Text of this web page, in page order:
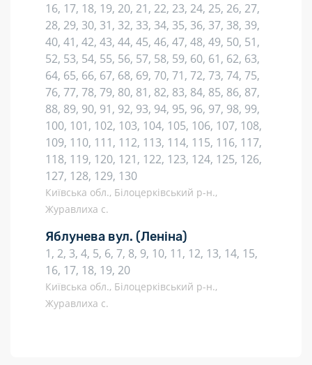
16, 17, 18, 19, 20, 21, 22, 23, 24, 25, 26, 27,
28, 29, 30, 31, 32, 33, 34, 35, 36, 37, 38, 39,
40, 41, 42, 43, 44, 45, 46, 47, 48, 49, 50, 51,
52, 53, 54, 55, 56, 57, 58, 59, 60, 61, 62, 63,
64, 65, 66, 67, 68, 69, 70, 71, 72, 73, 74, 75,
76, 77, 78, 79, 80, 81, 82, 83, 84, 85, 86, 87,
88, 89, 90, 91, 92, 93, 94, 95, 96, 97, 98, 99,
100, 101, 102, 103, 104, 105, 106, 107, 108,
109, 110, 111, 112, 113, 114, 115, 116, 117,
118, 119, 120, 121, 122, 123, 124, 125, 126,
127, 128, 129, 130
Київська обл., Білоцерківський р-н.,
Журавлиха с.
Яблунева вул. (Леніна)
1, 2, 3, 4, 5, 6, 7, 8, 9, 10, 11, 12, 13, 14, 15,
16, 17, 18, 19, 20
Київська обл., Білоцерківський р-н.,
Журавлиха с.